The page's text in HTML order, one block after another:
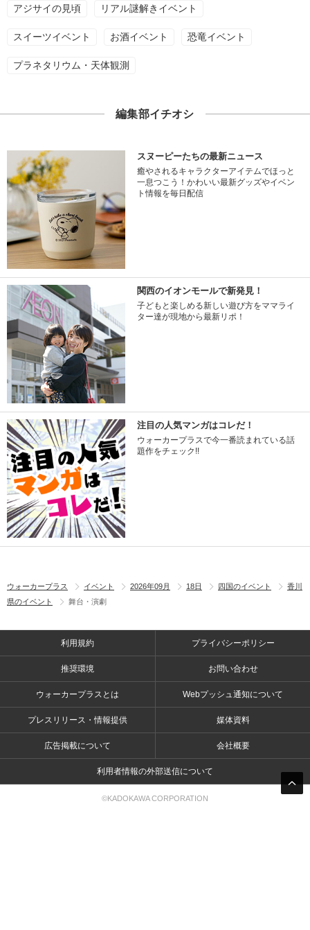
アジサイの見頃 リアル謎解きイベント
スイーツイベント お酒イベント 恐竜イベント
プラネタリウム・天体観測
編集部イチオシ
スヌーピーたちの最新ニュース
癒やされるキャラクターアイテムでほっと
一息つこう！かわいい最新グッズやイベン
ト情報を毎日配信
関西のイオンモールで新発見！
子どもと楽しめる新しい遊び方をママライ
ター達が現地から最新リポ！
注目の人気マンガはコレだ！
ウォーカープラスで今一番読まれている話
題作をチェック!!
ウォーカープラス イベント 2026年09月 18日 四国のイベント
香川
県のイベント
舞台・演劇
利用規約 プライバシーポリシー
推奨環境 お問い合わせ
ウォーカープラスとは Webプッシュ通知について
プレスリリース・情報提供 媒体資料
広告掲載について 会社概要
利用者情報の外部送信について
©KADOKAWA CORPORATION